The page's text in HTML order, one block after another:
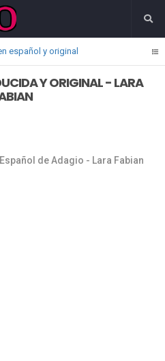
español y original
Y ORIGINAL - LARA
de Adagio - Lara Fabian